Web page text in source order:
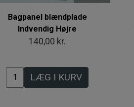
Bagpanel blændplade
Indvendig Højre
140,00 kr.
LÆG I KURV